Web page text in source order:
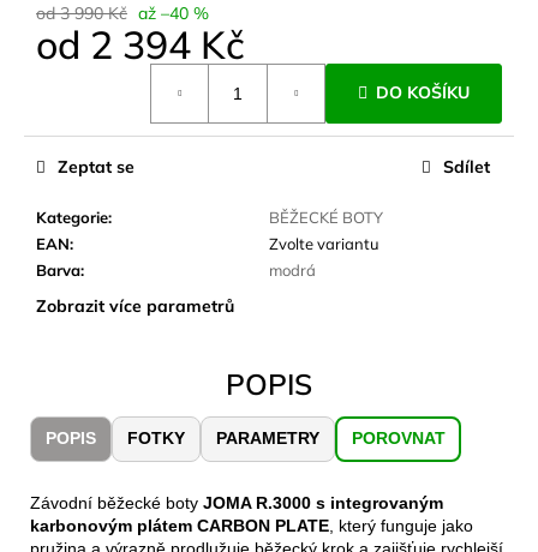
od 3 990 Kč až –40 %
od 2 394 Kč
DO KOŠÍKU
Kategorie:
BĚŽECKÉ BOTY
EAN:
Zvolte variantu
Barva: modrá
Zobrazit více parametrů
Zeptat se Sdílet
POPIS
POPIS FOTKY PARAMETRY POROVNAT
Závodní běžecké boty JOMA R.3000 s integrovaným
karbonovým plátem CARBON PLATE , který funguje jako
pružina a výrazně prodlužuje běžecký krok a zajišťuje rychlejší
u
m
CARNOSPORT
GEL
100